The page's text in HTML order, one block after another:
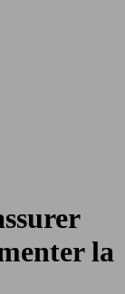
la